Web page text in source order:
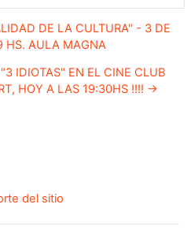
DE LA CULTURA" - 3 DE
HS. AULA MAGNA
"3 IDIOTAS" EN EL CINE CLUB
HOY A LAS 19:30HS !!!! →
del sitio